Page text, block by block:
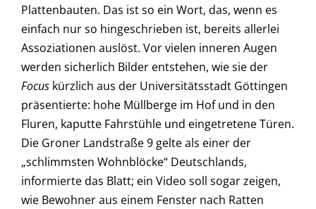
Plattenbauten. Das ist so ein Wort, das, wenn es
einfach nur so hingeschrieben ist, bereits allerlei
Assoziationen auslöst. Vor vielen inneren Augen
werden sicherlich Bilder entstehen, wie sie der
Focus kürzlich aus der Universitätsstadt Göttingen
präsentierte: hohe Müllberge im Hof und in den
Fluren, kaputte Fahrstühle und eingetretene Türen.
Die Groner Landstraße 9 gelte als einer der
„schlimmsten Wohnblöcke“ Deutschlands,
informierte das Blatt; ein Video soll sogar zeigen,
wie Bewohner aus einem Fenster nach Ratten